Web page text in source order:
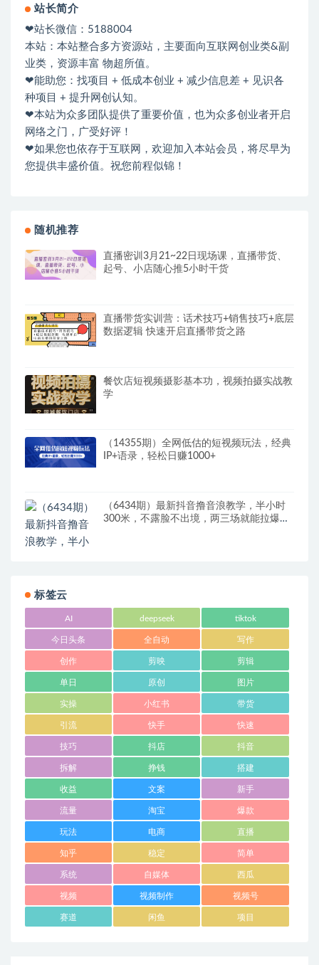
站长简介
❤站长微信：5188004
本站：本站整合多方资源站，主要面向互联网创业类&副
业类，资源丰富 物超所值。
❤能助您：找项目 + 低成本创业 + 减少信息差 + 见识各
种项目 + 提升网创认知。
❤本站为众多团队提供了重要价值，也为众多创业者开启
网络之门，广受好评！
❤如果您也依存于互联网，欢迎加入本站会员，将尽早为
您提供丰盛价值。祝您前程似锦！
随机推荐
直播密训3月21~22日现场课，​直播带货、
起号、小店随心推5小时干货
直播带货实训营：话术技巧+销售技巧+底层
数据逻辑 快速开启直播带货之路
餐饮店短视频摄影基本功，视频拍摄实战教
学
（14355期）全网低估的短视频玩法，经典
IP+语录，轻松日赚1000+
（6434期）最新抖音撸音浪教学，半小时
300米，不露脸不出境，两三场就能拉爆直
标签云
AI deepseek tiktok
今日头条 全自动 写作
创作 剪映 剪辑
单日 原创 图片
实操 小红书 带货
引流 快手 快速
技巧 抖店 抖音
拆解 挣钱 搭建
收益 文案 新手
流量 淘宝 爆款
玩法 电商 直播
知乎 稳定 简单
系统 自媒体 西瓜
视频 视频制作 视频号
赛道 闲鱼 项目